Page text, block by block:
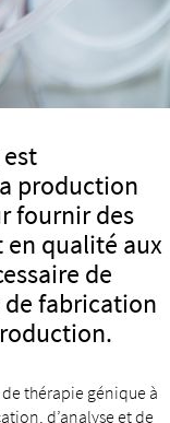
production
fournir des
qualité aux
de
fabrication
thérapie génique à
d’analyse et de